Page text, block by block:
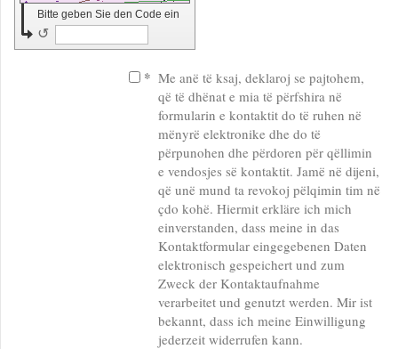
Bitte geben Sie den Code ein
↺
* Me anë të ksaj, deklaroj se pajtohem,
që të dhënat e mia të përfshira në
formularin e kontaktit do të ruhen në
mënyrë elektronike dhe do të
përpunohen dhe përdoren për qëllimin
e vendosjes së kontaktit. Jamë në dijeni,
që unë mund ta revokoj pëlqimin tim në
çdo kohë. Hiermit erkläre ich mich
einverstanden, dass meine in das
Kontaktformular eingegebenen Daten
elektronisch gespeichert und zum
Zweck der Kontaktaufnahme
verarbeitet und genutzt werden. Mir ist
bekannt, dass ich meine Einwilligung
jederzeit widerrufen kann.